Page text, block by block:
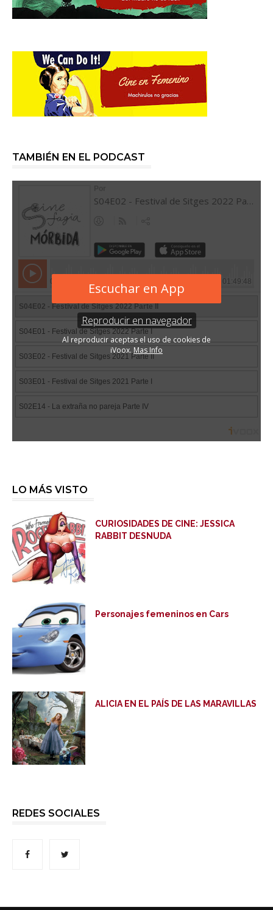
TAMBIÉN EN EL PODCAST
LO MÁS VISTO
CURIOSIDADES DE CINE: JESSICA
RABBIT DESNUDA
Personajes femeninos en Cars
ALICIA EN EL PAÍS DE LAS MARAVILLAS
REDES SOCIALES